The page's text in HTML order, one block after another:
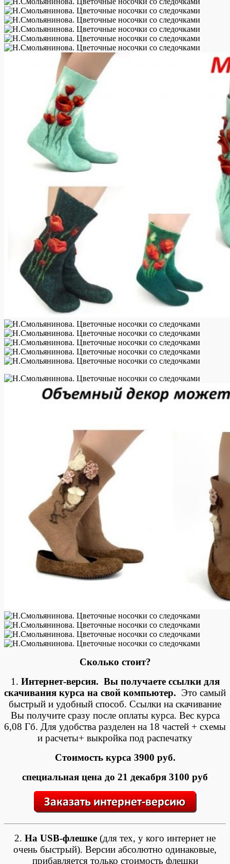
Сколько стоит?
1. Интернет-версия. Вы получаете ссылки для
скачивания курса на свой компьютер. Это самый
быстрый и удобный способ. Ссылки на скачивание
Вы получите сразу после оплаты курса. Вес курса
6,08 Гб. Для удобства разделен на 18 частей + схемы
и расчеты+ выкройка под распечатку
Стоимость курса 3900 руб.
специальная цена до 21 декабря 3100 руб
2. На USB-флешке (для тех, у кого интернет не
очень быстрый). Версии абсолютно одинаковые,
прибавляется только стоимость флешки